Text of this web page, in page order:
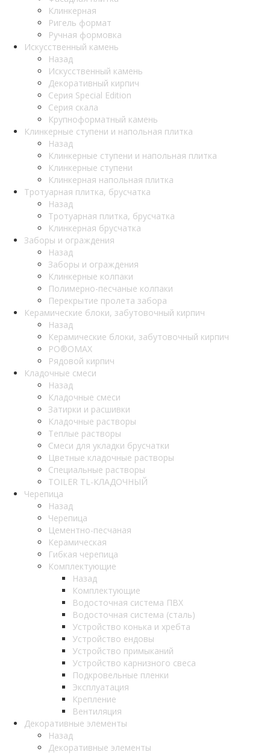
Клинкерная
Ригель формат
Ручная формовка
Искусственный камень
Назад
Искусственный камень
Декоративный кирпич
Серия Special Edition
Серия скала
Крупноформатный камень
Клинкерные ступени и напольная плитка
Назад
Клинкерные ступени и напольная плитка
Клинкерные ступени
Клинкерная напольная плитка
Тротуарная плитка, брусчатка
Назад
Тротуарная плитка, брусчатка
Клинкерная брусчатка
Заборы и ограждения
Назад
Заборы и ограждения
Клинкерные колпаки
Полимерно-песчаные колпаки
Перекрытие пролета забора
Керамические блоки, забутовочный кирпич
Назад
Керамические блоки, забутовочный кирпич
PO®OMAX
Рядовой кирпич
Кладочные смеси
Назад
Кладочные смеси
Затирки и расшивки
Кладочные растворы
Теплые растворы
Смеси для укладки брусчатки
Цветные кладочные растворы
Специальные растворы
TOILER TL-КЛАДОЧНЫЙ
Черепица
Назад
Черепица
Цементно-песчаная
Керамическая
Гибкая черепица
Комплектующие
Назад
Комплектующие
Водосточная система ПВХ
Водосточная система (сталь)
Устройство конька и хребта
Устройство ендовы
Устройство примыканий
Устройство карнизного свеса
Подкровельные пленки
Эксплуатация
Крепление
Вентиляция
Декоративные элементы
Назад
Декоративные элементы